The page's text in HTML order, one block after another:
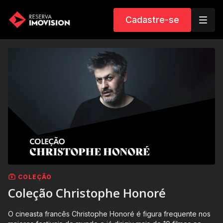
Cadastre-se
COLEÇÃO
Coleção Christophe Honoré
O cineasta francês Christophe Honoré é figura frequente nos